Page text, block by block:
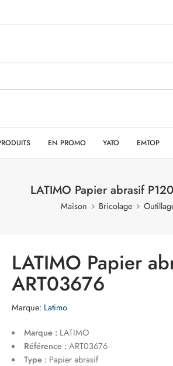
EN PROMO YATO EMTOP
LATIMO Papier abrasif
Maison Bricolage
LATIMO Papier
ART03676
Marque: Latimo
Marque :LATIMO
Référence :ART03676
Type :Papier abrasif